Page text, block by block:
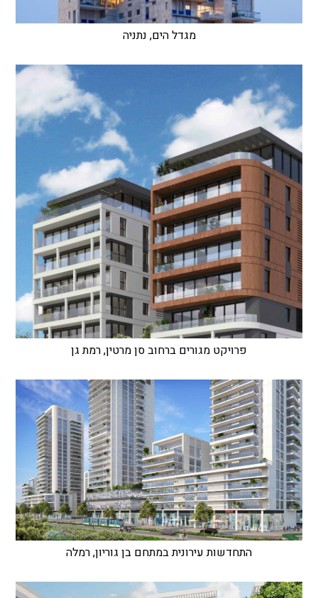
מגדל הים, נתניה
פרויקט מגורים ברחוב סן מרטין, רמת גן
התחדשות עירונית במתחם בן גוריון, רמלה